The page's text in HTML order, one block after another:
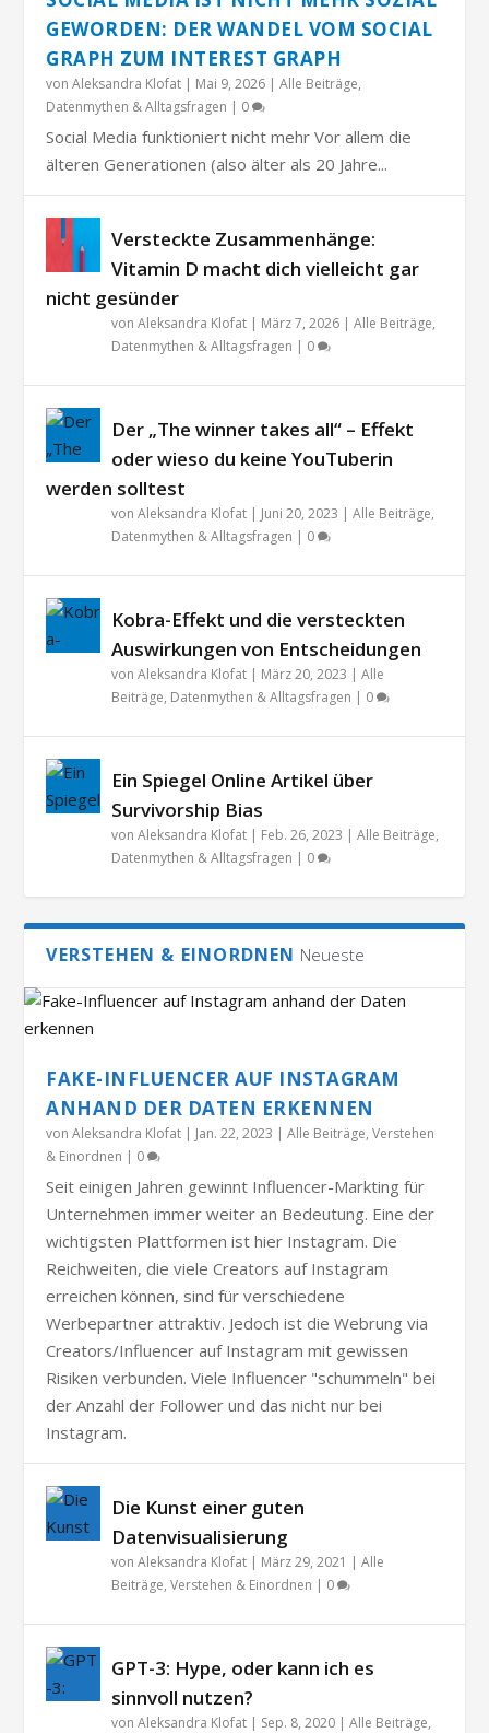
GEWORDEN: DER WANDEL VOM SOCIAL
GRAPH ZUM INTEREST GRAPH
vonAleksandra Klofat | Mai 9, 2026 |Alle Beiträge,
Datenmythen & Alltagsfragen | 0
Social Media funktioniert nicht mehr Vor allem die
älteren Generationen (also älter als 20 Jahre...
Versteckte Zusammenhänge:
Vitamin D macht dich vielleicht gar
nicht gesünder
vonAleksandra Klofat | März 7, 2026 |Alle Beiträge,
Datenmythen & Alltagsfragen | 0
Der „The winner takes all“ – Effekt
oder wieso du keine YouTuberin
werden solltest
vonAleksandra Klofat | Juni 20, 2023 |Alle Beiträge,
Datenmythen & Alltagsfragen | 0
Kobra-Effekt und die versteckten
Auswirkungen von Entscheidungen
vonAleksandra Klofat | März 20, 2023 |Alle
Beiträge, Datenmythen & Alltagsfragen | 0
Ein Spiegel Online Artikel über
Survivorship Bias
vonAleksandra Klofat | Feb. 26, 2023 |Alle Beiträge,
Datenmythen & Alltagsfragen | 0
VERSTEHEN & EINORDNEN Neueste
FAKE-INFLUENCER AUF INSTAGRAM
ANHAND DER DATEN ERKENNEN
vonAleksandra Klofat | Jan. 22, 2023 |Alle Beiträge,Verstehen
& Einordnen | 0
Seit einigen Jahren gewinnt Influencer-Markting für
Unternehmen immer weiter an Bedeutung. Eine der
wichtigsten Plattformen ist hier Instagram. Die
Reichweiten, die viele Creators auf Instagram
erreichen können, sind für verschiedene
Werbepartner attraktiv. Jedoch ist die Webrung via
Creators/Influencer auf Instagram mit gewissen
Risiken verbunden. Viele Influencer "schummeln" bei
der Anzahl der Follower und das nicht nur bei
Instagram.
Die Kunst einer guten
Datenvisualisierung
vonAleksandra Klofat | März 29, 2021 |Alle
Beiträge,Verstehen & Einordnen | 0
GPT-3: Hype, oder kann ich es
sinnvoll nutzen?
vonAleksandra Klofat | Sep. 8, 2020 |Alle Beiträge,